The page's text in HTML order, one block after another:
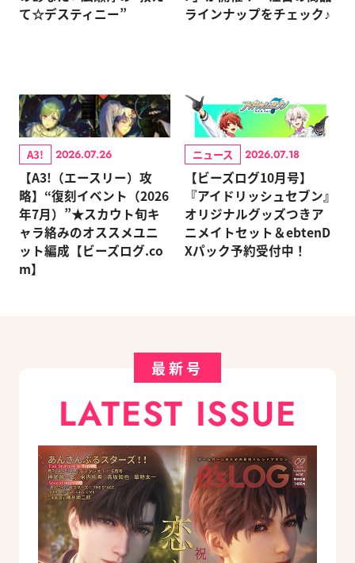
て☆デスティニー”
ラインナップをチェック♪
A3! 2026.07.26
【A3!（エースリー）攻
略】“復刻イベント（2026
年7月）”★スカウト旬キ
ャラ絡みのオススメユニ
ット編成【ビーズログ.co
m】
ニュース 2026.07.18
【ビーズログ10月号】
『アイドリッシュセブン』
オリジナルグッズつきア
ニメイトセット＆ebtenD
Xパック予約受付中！
最新号
LATEST ISSUE